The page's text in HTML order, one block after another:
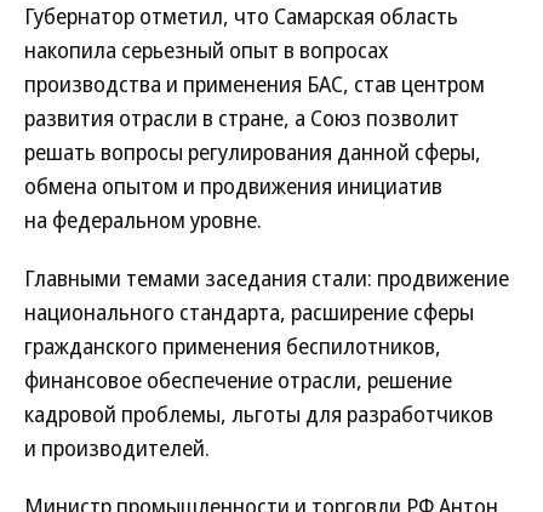
Губернатор отметил, что Самарская область
накопила серьезный опыт в вопросах
производства и применения БАС, став центром
развития отрасли в стране, а Союз позволит
решать вопросы регулирования данной сферы,
обмена опытом и продвижения инициатив
на федеральном уровне.
Главными темами заседания стали: продвижение
национального стандарта, расширение сферы
гражданского применения беспилотников,
финансовое обеспечение отрасли, решение
кадровой проблемы, льготы для разработчиков
и производителей.
Министр промышленности и торговли РФ Антон